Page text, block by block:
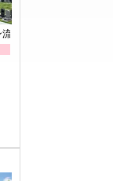
山聖地